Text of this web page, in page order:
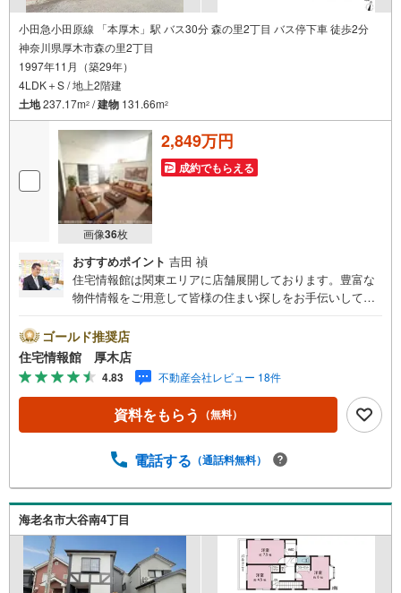
小田急小田原線 「本厚木」駅 バス30分 森の里2丁目 バス停下車 徒歩2分
神奈川県厚木市森の里2丁目
1997年11月（築29年）
4LDK＋S / 地上2階建
土地237.17m2 /建物 131.66m2
画像36枚
2,849万円
成約でもらえる
おすすめポイント 吉田 禎
住宅情報館は関東エリアに店舗展開しております。豊富な
物件情報をご用意して皆様の住まい探しをお手伝いしてお
さい。【営業時間 10:00～19:00 火曜・水曜（祝日の場
合は営業いたします）】「資料請求」「内覧」のお問い合
わせは上記時間内ですとスムーズにご対応が可能です。ス
タッフ一同お客様のお問合せをお待ちしております。【住
宅ローン相談会】開催中無理のない住宅ローンの試算やご
購入の際にかかる諸費用の概算も行っております。しっか
気軽にご相談ください。お客様第一主義をモット-にお引越
実に努めさせて頂きます。住宅情報館にお越し頂けたら、
物件のご紹介だけではなく、お住まいの疑問、不安、お家
の事ならなんでもご相談いただけます。お客様の要望をお
伺いしながら誠心誠意、全力でサポートさせて頂きます。
お客様一人一人に合わせたライフプランのご提案をさせて
いただきます。お気軽にご相談ください。
ゴールド推奨店
住宅情報館 厚木店
4.83 不動産会社レビュー 18件
資料をもらう （無料）
電話する （通話料無料）
海老名市大谷南4丁目